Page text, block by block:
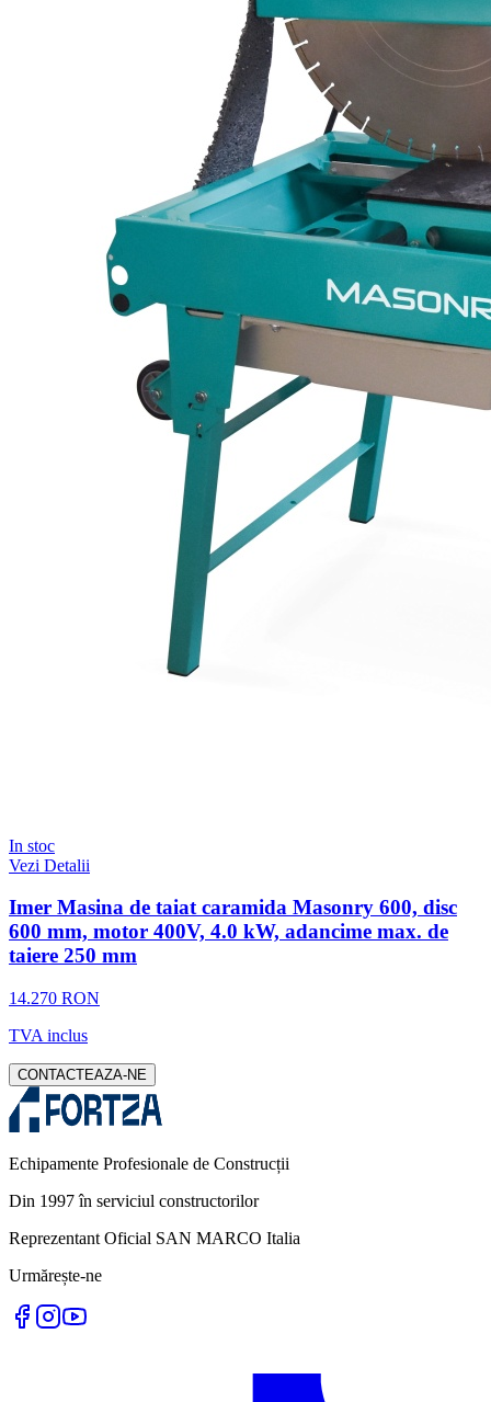
In stoc
Vezi Detalii
Imer Masina de taiat caramida Masonry 600, disc
600 mm, motor 400V, 4.0 kW, adancime max. de
taiere 250 mm
14.270 RON
TVA inclus
CONTACTEAZA-NE
Echipamente Profesionale de Construcții
Din 1997 în serviciul constructorilor
Reprezentant Oficial SAN MARCO Italia
Urmărește-ne